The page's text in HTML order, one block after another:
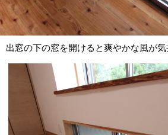
出窓の下の窓を開けると爽やかな風が気